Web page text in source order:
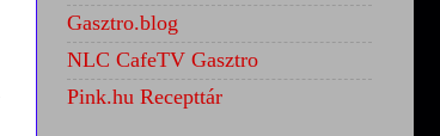
Gasztro.blog
NLC CafeTV Gasztro
Pink.hu Recepttár